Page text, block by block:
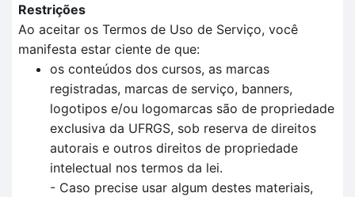
Restrições
Ao aceitar os Termos de Uso de Serviço, você
manifesta estar ciente de que:
os conteúdos dos cursos, as marcas
registradas, marcas de serviço, banners,
logotipos e/ou logomarcas são de propriedade
exclusiva da UFRGS, sob reserva de direitos
autorais e outros direitos de propriedade
intelectual nos termos da lei.
- Caso precise usar algum destes materiais,